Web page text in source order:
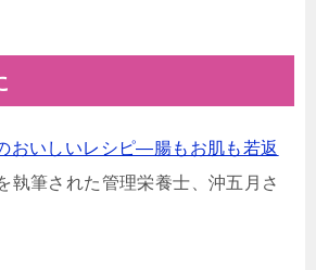
おいしいレシピ―腸もお肌も若返
執筆された管理栄養士、沖五月さ